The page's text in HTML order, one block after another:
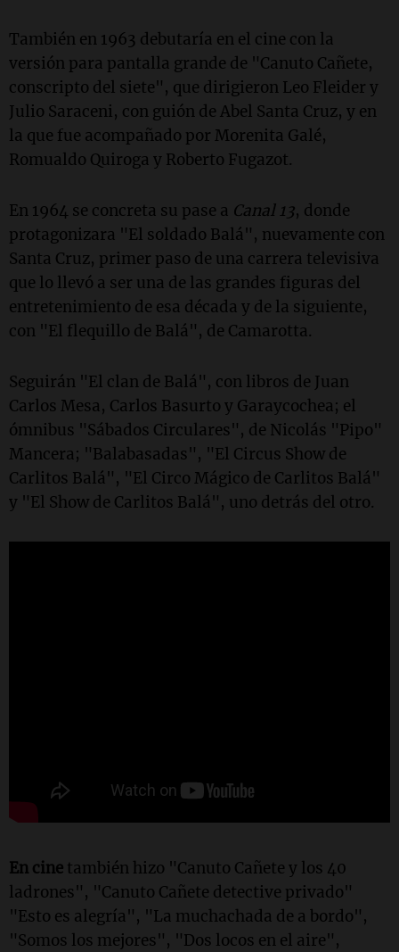
También en 1963 debutaría en el cine con la
versión para pantalla grande de "Canuto Cañete,
conscripto del siete", que dirigieron Leo Fleider y
Julio Saraceni, con guión de Abel Santa Cruz, y en
la que fue acompañado por Morenita Galé,
Romualdo Quiroga y Roberto Fugazot.
En 1964 se concreta su pase a Canal 13, donde
protagonizara "El soldado Balá", nuevamente con
Santa Cruz, primer paso de una carrera televisiva
que lo llevó a ser una de las grandes figuras del
entretenimiento de esa década y de la siguiente,
con "El flequillo de Balá", de Camarotta.
Seguirán "El clan de Balá", con libros de Juan
Carlos Mesa, Carlos Basurto y Garaycochea; el
ómnibus "Sábados Circulares", de Nicolás "Pipo"
Mancera; "Balabasadas", "El Circus Show de
Carlitos Balá", "El Circo Mágico de Carlitos Balá"
y "El Show de Carlitos Balá", uno detrás del otro.
En cine también hizo "Canuto Cañete y los 40
ladrones", "Canuto Cañete detective privado"
"Esto es alegría", "La muchachada de a bordo",
"Somos los mejores", "Dos locos en el aire",